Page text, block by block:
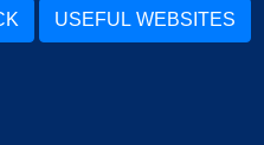
USEFUL WEBSITES